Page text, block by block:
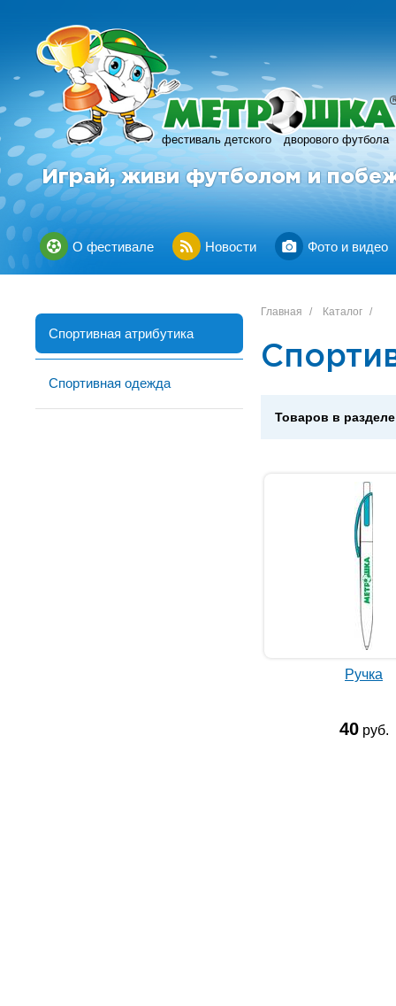
фестиваль детского дворового футбола
R
Играй, живи футболом и
О фестивале Новости Фото и видео
Спортивная атрибутика
Спортивная одежда
Главная / Каталог /
Товаров в
Ручка
40руб.